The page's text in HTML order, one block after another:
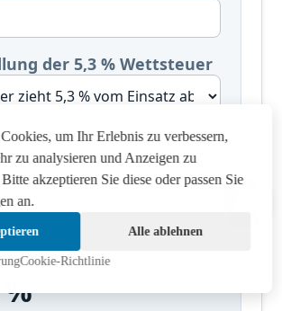
der 5,3 % Wettsteuer
zurücksetzen
jetzt
um Ihr Erlebnis zu verbessern,
zu analysieren und Anzeigen zu
akzeptieren Sie diese oder passen Sie
an.
Alle ablehnen
Cookie-Richtlinie